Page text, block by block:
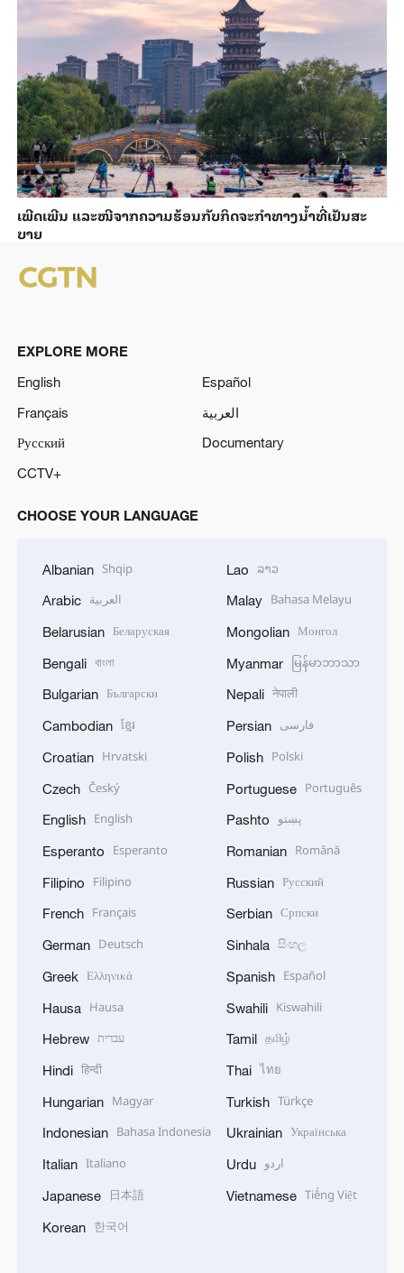
ເພີດ​ເພີນ ແລະ​ໜີ​ຈາກ​ຄວາມ​ຮ້ອນ​ກັບ​ກິດ​ຈະ​ກຳ​ທາງ​ນ້ຳ​​ທີ່​ເຢັນ​ສະ​
ບາຍ
EXPLORE MORE
English
Español
Français
العربية
Русский
Documentary
CCTV+
CHOOSE YOUR LANGUAGE
Albanian Shqip
Arabic العربية
Belarusian Беларуская
Bengali বাংলা
Bulgarian Български
Cambodian ខ្មែរ
Croatian Hrvatski
Czech Český
English English
Esperanto Esperanto
Filipino Filipino
French Français
German Deutsch
Greek Ελληνικά
Hausa Hausa
Hebrew עברית
Hindi हिन्दी
Hungarian Magyar
Indonesian Bahasa Indonesia
Italian Italiano
Japanese 日本語
Korean 한국어
Lao ລາວ
Malay Bahasa Melayu
Mongolian Монгол
Myanmar မြန်မာဘာသာ
Nepali नेपाली
Persian فارسی
Polish Polski
Portuguese Português
Pashto پښتو
Romanian Română
Russian Русский
Serbian Српски
Sinhala සිංහල
Spanish Español
Swahili Kiswahili
Tamil தமிழ்
Thai ไทย
Turkish Türkçe
Ukrainian Українська
Urdu اردو
Vietnamese Tiếng Việt